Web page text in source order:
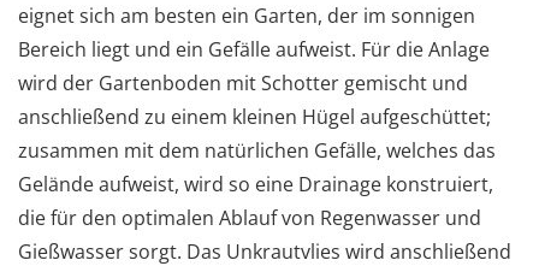
eignet sich am besten ein Garten, der im sonnigen
Bereich liegt und ein Gefälle aufweist. Für die Anlage
wird der Gartenboden mit Schotter gemischt und
anschließend zu einem kleinen Hügel aufgeschüttet;
zusammen mit dem natürlichen Gefälle, welches das
Gelände aufweist, wird so eine Drainage konstruiert,
die für den optimalen Ablauf von Regenwasser und
Gießwasser sorgt. Das Unkrautvlies wird anschließend